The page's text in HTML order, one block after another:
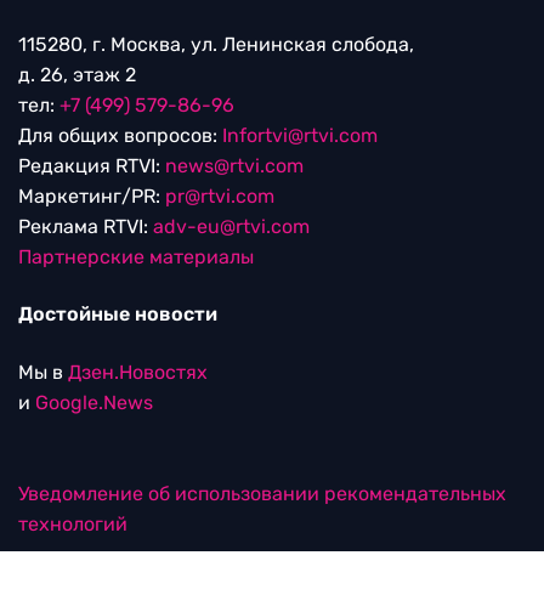
115280, г. Москва, ул. Ленинская слобода,
д. 26, этаж 2
тел: +7 (499) 579-86-96
Для общих вопросов: Infortvi@rtvi.com
Редакция RTVI: news@rtvi.com
Маркетинг/PR: pr@rtvi.com
Реклама RTVI: adv-eu@rtvi.com
Партнерские материалы
Достойные новости
Мы в Дзен.Новостях
и Google.News
Уведомление об использовании рекомендательных
технологий